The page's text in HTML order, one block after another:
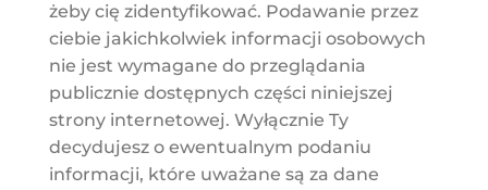
żeby cię zidentyfikować. Podawanie przez
ciebie jakichkolwiek informacji osobowych
nie jest wymagane do przeglądania
publicznie dostępnych części niniejszej
strony internetowej. Wyłącznie Ty
decydujesz o ewentualnym podaniu
informacji, które uważane są za dane